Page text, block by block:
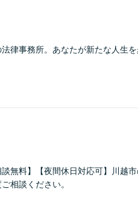
律事務所。あなたが新たな人生を
無料】【夜間休日対応可】川越
相談ください。